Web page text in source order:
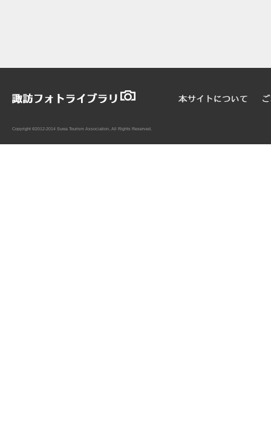
Copyright ©2012-2014 Suwa Tourism Association, All Rights Reserved.